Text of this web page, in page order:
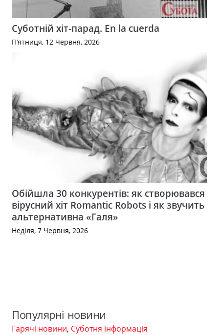
Суботній хіт-парад. En la cuerda
П’ятниця, 12 Червня, 2026
Обійшла 30 конкурентів: як створювався
вірусний хіт Romantic Robots і як звучить
альтернативна «Галя»
Неділя, 7 Червня, 2026
Популярні новини
Гарячі новини, Суботня інформація